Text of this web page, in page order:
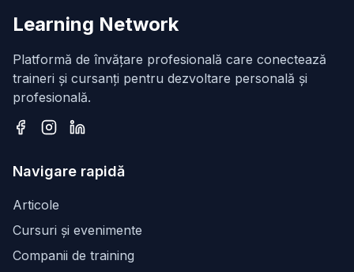
Learning Network
Platformă de învățare profesională care conectează
traineri și cursanți pentru dezvoltare personală și
profesională.
Navigare rapidă
Articole
Cursuri și evenimente
Companii de training